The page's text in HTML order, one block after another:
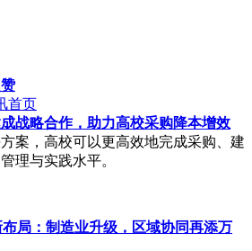
首页
战略合作，助力高校采购降本增效
案，高校可以更高效地完成采购、建
理与实践水平。
局：制造业升级，区域协同再添万